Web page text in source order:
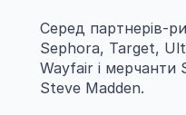
Серед партнерів-
Sephora, Target,
Wayfair і мерчанти
Steve Madden.